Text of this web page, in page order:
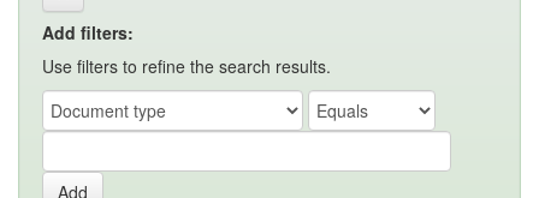
Add filters:
Use filters to refine the search results.